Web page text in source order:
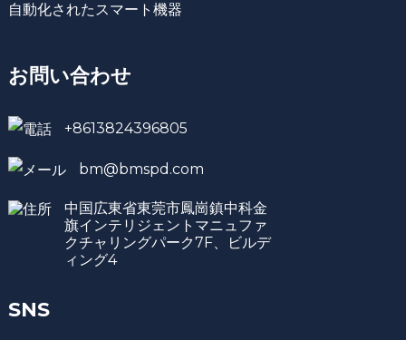
自動化されたスマート機器
お問い合わせ
+8613824396805
bm@bmspd.com
中国広東省東莞市鳳崗鎮中科金
旗インテリジェントマニュファ
クチャリングパーク7F、ビルデ
ィング4
SNS